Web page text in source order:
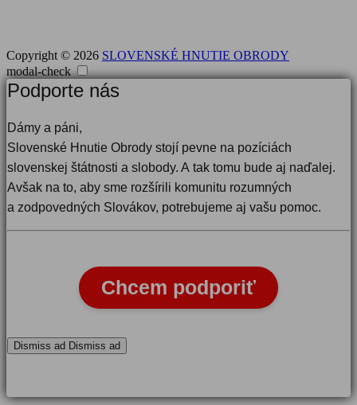
Copyright © 2026 SLOVENSKÉ HNUTIE OBRODY
modal-check
Podporte nás
Dámy a páni,
Slovenské Hnutie Obrody stojí pevne na pozíciách
slovenskej štátnosti a slobody. A tak tomu bude aj naďalej.
Avšak na to, aby sme rozšírili komunitu rozumných
a zodpovedných Slovákov, potrebujeme aj vašu pomoc.
Chcem podporiť
Dismiss ad Dismiss ad